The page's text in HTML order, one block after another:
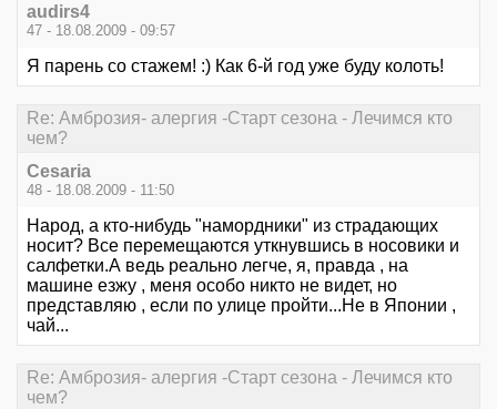
audirs4
47 - 18.08.2009 - 09:57
Я парень со стажем! :) Как 6-й год уже буду колоть!
Re: Амброзия- алергия -Старт сезона - Лечимся кто
чем?
Cesaria
48 - 18.08.2009 - 11:50
Народ, а кто-нибудь "намордники" из страдающих
носит? Все перемещаются уткнувшись в носовики и
салфетки.А ведь реально легче, я, правда , на
машине езжу , меня особо никто не видет, но
представляю , если по улице пройти...Не в Японии ,
чай...
Re: Амброзия- алергия -Старт сезона - Лечимся кто
чем?